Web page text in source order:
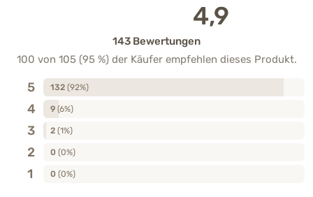
4,9
143 Bewertungen
100 von 105 (95 %) der Käufer empfehlen dieses Produkt.
5 132 (92%)
4 9 (6%)
3 2 (1%)
2 0 (0%)
1 0 (0%)